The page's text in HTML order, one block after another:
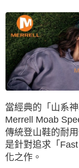
7-11取貨付款
每筆NT$60，滿
付款後7-11取貨
每筆NT$60，滿
宅配
每筆NT$80，滿
離島宅配
每筆NT$80，滿
付款後門市自取
當經典的「山系
Merrell Moab
傳統登山鞋的耐
是針對追求「
化之作。